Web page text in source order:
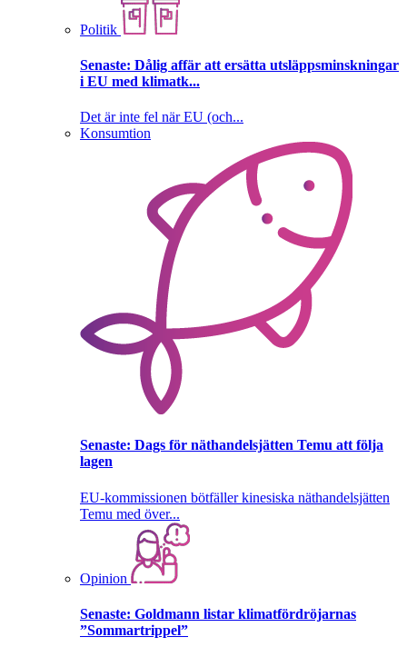
Politik
Senaste: Dålig affär att ersätta utsläppsminskningar
i EU med klimatk...
Det är inte fel när EU (och...
Konsumtion
Senaste: Dags för näthandelsjätten Temu att följa
lagen
EU-kommissionen bötfäller kinesiska näthandelsjätten
Temu med över...
Opinion
Senaste: Goldmann listar klimatfördröjarnas
”Sommartrippel”